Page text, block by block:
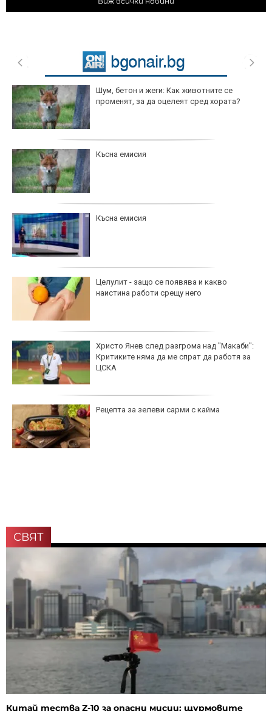
Шум, бетон и жеги: Как животните се
променят, за да оцелеят сред хората?
Късна емисия
Късна емисия
Целулит - защо се появява и какво
наистина работи срещу него
Христо Янев след разгрома над "Макаби":
Критиките няма да ме спрат да работя за
ЦСКА
Рецепта за зелеви сарми с кайма
СВЯТ
Китай тества Z-10 за опасни мисии: щурмовите